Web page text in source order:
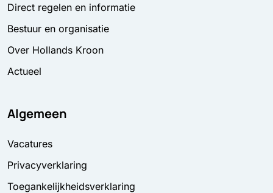
Direct regelen en informatie
Bestuur en organisatie
Over Hollands Kroon
Actueel
Algemeen
Vacatures
Privacyverklaring
Toegankelijkheidsverklaring